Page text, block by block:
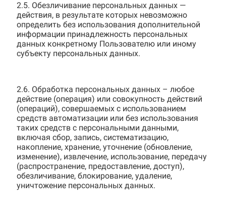
2.5. Обезличивание персональных данных —
действия, в результате которых невозможно
определить без использования дополнительной
информации принадлежность персональных
данных конкретному Пользователю или иному
субъекту персональных данных.
2.6. Обработка персональных данных – любое
действие (операция) или совокупность действий
(операций), совершаемых с использованием
средств автоматизации или без использования
таких средств с персональными данными,
включая сбор, запись, систематизацию,
накопление, хранение, уточнение (обновление,
изменение), извлечение, использование, передачу
(распространение, предоставление, доступ),
обезличивание, блокирование, удаление,
уничтожение персональных данных.